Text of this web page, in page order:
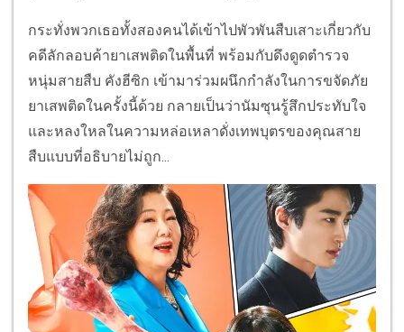
กระทั่งพวกเธอทั้งสองคนได้เข้าไปพัวพันสืบเสาะเกี่ยวกับ
คดีลักลอบค้ายาเสพติดในพื้นที่ พร้อมกับดึงดูดตำรวจ
หนุ่มสายสืบ คังฮีซิก เข้ามาร่วมผนึกกำลังในการขจัดภัย
ยาเสพติดในครั้งนี้ด้วย กลายเป็นว่านัมซุนรู้สึกประทับใจ
และหลงใหลในความหล่อเหลาดั่งเทพบุตรของคุณสาย
สืบแบบที่อธิบายไม่ถูก...